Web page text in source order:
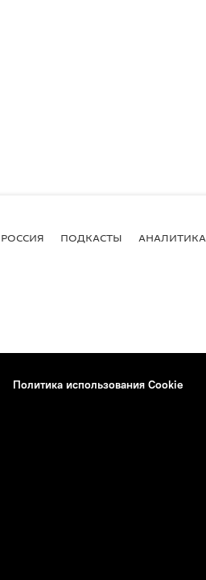
РОССИЯ ПОДКАСТЫ АНАЛИТИКА
Политика использования Cookie